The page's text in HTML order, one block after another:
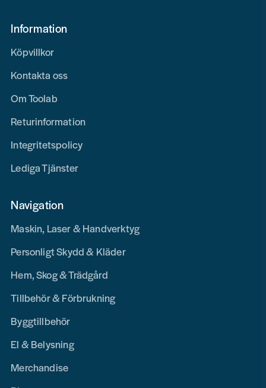
Information
Köpvillkor
Kontakta oss
Om Toolab
Returinformation
Integritetspolicy
Lediga Tjänster
Navigation
Maskin, Laser & Handverktyg
Personligt Skydd & Kläder
Hem, Skog & Trädgård
Tillbehör & Förbrukning
Byggtillbehör
El & Belysning
Merchandise